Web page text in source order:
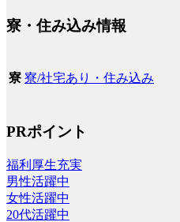
寮・住み込み情報
寮 寮/社宅あり・住み込み
PRポイント
福利厚生充実
男性活躍中
女性活躍中
20代活躍中